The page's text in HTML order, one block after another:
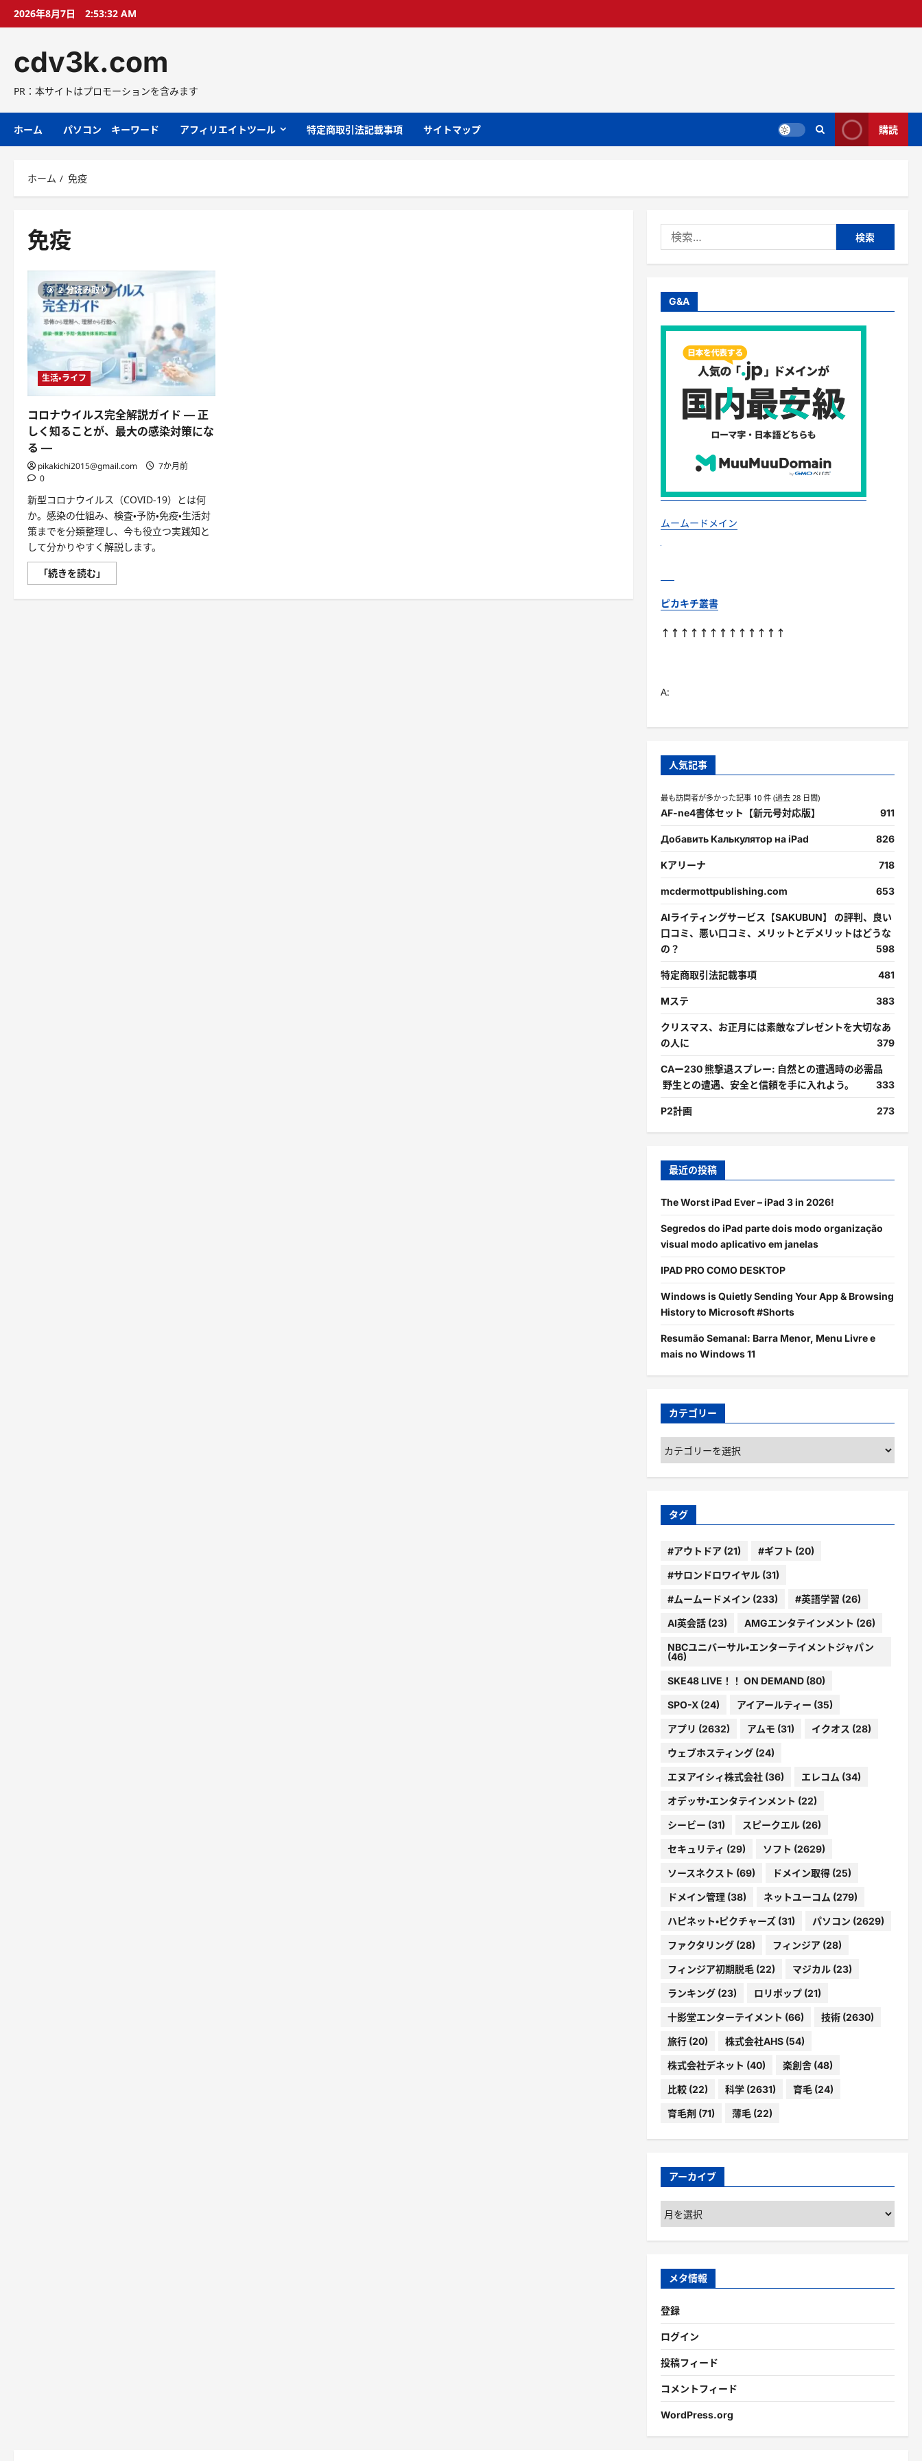
プ
2026年8月7日 2:53:33 AM
cdv3k.com
PR：本サイトはプロモーションを含みます
ホーム パソコン キーワード アフィリエイトツール 特定商取引法記載事項 サイトマップ 購読
ホーム 免疫
免疫
2 分読み取り
生活・ライフ
コロナウイルス完全解説ガイド ― 正
しく知ることが、最大の感染対策にな
る ―
pikakichi2015@gmail.com
7か月前
0
新型コロナウイルス（COVID-19）とは何
か。感染の仕組み、検査・予防・免疫・生活対
策までを分類整理し、今も役立つ実践知と
して分かりやすく解説します。
「続きを読む」
ロ
ウ
索:
G&A
ムームードメイン
ピカキチ叢書
↑↑↑↑↑↑↑↑↑↑↑↑↑
A:
人気記事
最も訪問者が多かった記事 10 件 (過去 28 日間)
AF-ne4書体セット【新元号対応版】 911
Добавить Калькулятор на iPad 826
Kアリーナ 718
mcdermottpublishing.com 653
AIライティングサービス【SAKUBUN】 の評判、良い
口コミ、悪い口コミ、メリットとデメリットはどうな
の？
598
特定商取引法記載事項 481
Mステ 383
クリスマス、お正月には素敵なプレゼントを大切なあ
の人に
379
CAー230 熊撃退スプレー: 自然との遭遇時の必需品
野生との遭遇、安全と信頼を手に入れよう。
333
P2計画 273
最近の投稿
The Worst iPad Ever – iPad 3 in 2026!
Segredos do iPad parte dois modo organização
visual modo aplicativo em janelas
IPAD PRO COMO DESKTOP
Windows is Quietly Sending Your App & Browsing
History to Microsoft #Shorts
Resumão Semanal: Barra Menor, Menu Livre e
mais no Windows 11
カテゴリー
カ
テ
ゴ
ー
タグ
#アウトドア(21) #ギフト (20)
#サロンドロワイヤル(31)
#ムームードメイン (233) #英語学習 (26)
AI英会話(23) AMGエンタテインメント (26)
NBCユニバーサル・エンターテイメントジャパン
(46)
SKE48 LIVE！！ ON DEMAND(80)
SPO-X(24) アイアールティー (35)
アプリ (2632) アムモ (31) イクオス (28)
ウェブホスティング(24)
エヌアイシィ株式会社(36) エレコム (34)
オデッサ・エンタテインメント (22)
シービー (31) スピークエル(26)
セキュリティ (29) ソフト (2629)
ソースネクスト (69) ドメイン取得(25)
ドメイン管理(38) ネットユーコム (279)
ハピネット・ピクチャーズ(31) パソコン (2629)
ファクタリング(28) フィンジア(28)
フィンジア初期脱毛(22) マジカル(23)
ランキング(23) ロリポップ(21)
十影堂エンターテイメント (66) 技術(2630)
旅行(20) 株式会社AHS(54)
株式会社デネット (40) 楽創舎(48)
比較(22) 科学(2631) 育毛(24)
育毛剤 (71) 薄毛(22)
アーカイブ
ア
ー
カ
ブ
メタ情報
登録
ログイン
投稿フィード
コメントフィード
WordPress.org